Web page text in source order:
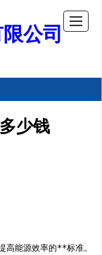
公司
少钱
高能源效率的**标准。